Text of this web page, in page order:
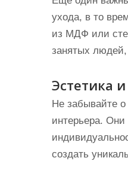
ухода, в то
из МДФ или
занятых людей,
Эстетика
Не забывайте
интерьера. Они
создать